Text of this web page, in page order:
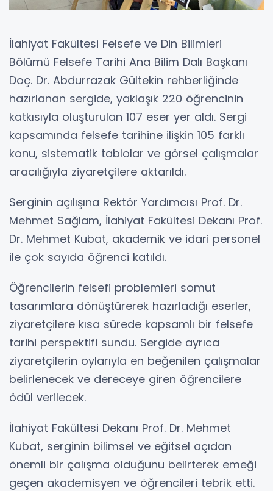
İlahiyat Fakültesi Felsefe ve Din Bilimleri
Bölümü Felsefe Tarihi Ana Bilim Dalı Başkanı
Doç. Dr. Abdurrazak Gültekin rehberliğinde
hazırlanan sergide, yaklaşık 220 öğrencinin
katkısıyla oluşturulan 107 eser yer aldı. Sergi
kapsamında felsefe tarihine ilişkin 105 farklı
konu, sistematik tablolar ve görsel çalışmalar
aracılığıyla ziyaretçilere aktarıldı.
Serginin açılışına Rektör Yardımcısı Prof. Dr.
Mehmet Sağlam, İlahiyat Fakültesi Dekanı Prof.
Dr. Mehmet Kubat, akademik ve idari personel
ile çok sayıda öğrenci katıldı.
Öğrencilerin felsefi problemleri somut
tasarımlara dönüştürerek hazırladığı eserler,
ziyaretçilere kısa sürede kapsamlı bir felsefe
tarihi perspektifi sundu. Sergide ayrıca
ziyaretçilerin oylarıyla en beğenilen çalışmalar
belirlenecek ve dereceye giren öğrencilere
ödül verilecek.
İlahiyat Fakültesi Dekanı Prof. Dr. Mehmet
Kubat, serginin bilimsel ve eğitsel açıdan
önemli bir çalışma olduğunu belirterek emeği
geçen akademisyen ve öğrencileri tebrik etti.